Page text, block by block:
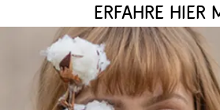
Erfahre hier